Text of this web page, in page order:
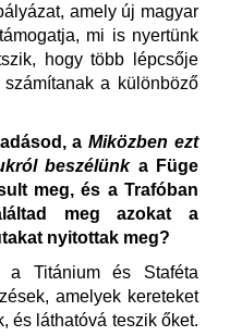
amely új magyar
mi is nyertünk
hogy több lépcsője
a különböző
a Miközben ezt
beszélünka Füge
meg, és a Trafóban
meg azokat a
nyitottak meg?
a Titánium és Staféta
amelyek kereteket
és láthatóvá teszik őket.